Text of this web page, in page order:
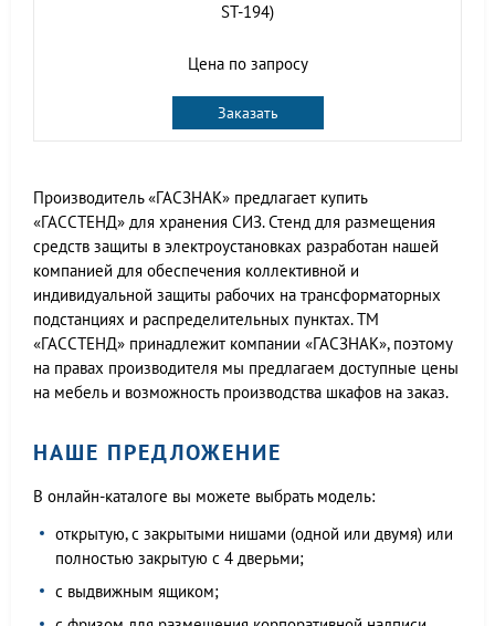
ST-194)
Цена по запросу
Заказать
Производитель «ГАСЗНАК» предлагает купить
«ГАССТЕНД» для хранения СИЗ. Стенд для размещения
средств защиты в электроустановках разработан нашей
компанией для обеспечения коллективной и
индивидуальной защиты рабочих на трансформаторных
подстанциях и распределительных пунктах. ТМ
«ГАССТЕНД» принадлежит компании «ГАСЗНАК», поэтому
на правах производителя мы предлагаем доступные цены
на мебель и возможность производства шкафов на заказ.
НАШЕ ПРЕДЛОЖЕНИЕ
В онлайн-каталоге вы можете выбрать модель:
открытую, с закрытыми нишами (одной или двумя) или
полностью закрытую с 4 дверьми;
с выдвижным ящиком;